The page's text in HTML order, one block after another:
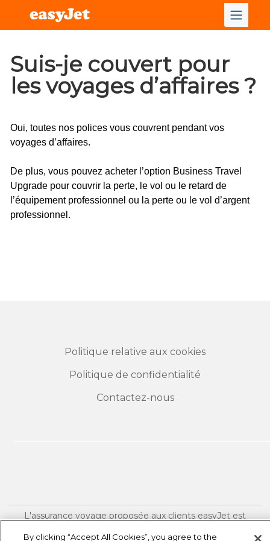
Suis-je couvert pour
les voyages d’affaires ?
Oui, toutes nos polices vous couvrent pendant vos
voyages d’affaires.
De plus, vous pouvez acheter l’option Business Travel
Upgrade pour couvrir la perte, le vol ou le retard de
l’équipement professionnel ou la perte ou le vol d’argent
professionnel.
Politique relative aux cookies
Politique de confidentialité
Contactez-nous
L'assurance voyage proposée aux clients easyJet est
(CIEL) et distribuée par easyJet MT Limited. EasyJet
By clicking “Accept All Cookies”, you agree to the